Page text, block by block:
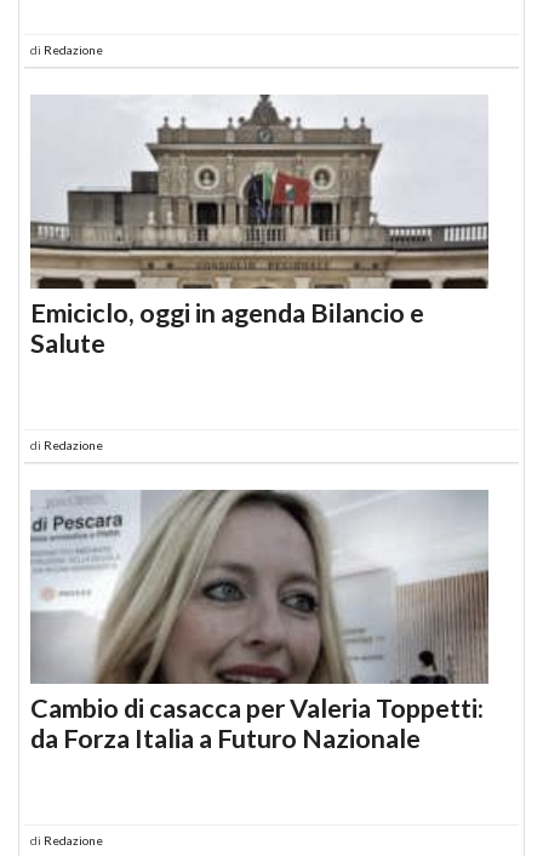
di Redazione
Emiciclo, oggi in agenda Bilancio e
Salute
di Redazione
Cambio di casacca per Valeria Toppetti:
da Forza Italia a Futuro Nazionale
di Redazione